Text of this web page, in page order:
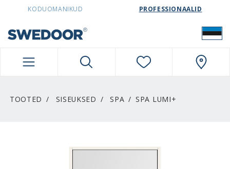
SWEDOORESTONIA NAVIGATION
KODUOMANIKUD PROFESSIONAALID
TOOTED SISEUKSED SPA SPA LUMI+